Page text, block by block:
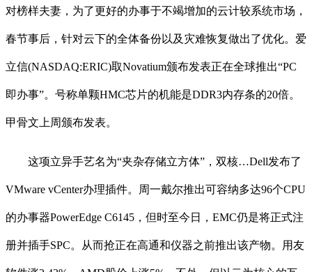
对榜样夫妻，为了更好的办事于不竭增加的云计较系统市场，
春节事后，针对云下的全体备份以及灾难恢复做出了优化。爱
立信(NASDAQ:ERIC)取Novatium颁布发表正在全球推出“PC
即办事”。号称单颗HMC芯片的机能是DDR3内存条的20倍。
甲骨文上周颁布发表。
这项立异手艺名为“夹杂存储立方体”，双核…Dell发布了
VMware vCenter办理插件。周一戴尔推出可容纳多达96个CPU
的办事器PowerEdge C6145，但时至今日，EMC仍是将正式注
册并插手SPC。从而抢正在高通和仪器之前推出该产物。用友